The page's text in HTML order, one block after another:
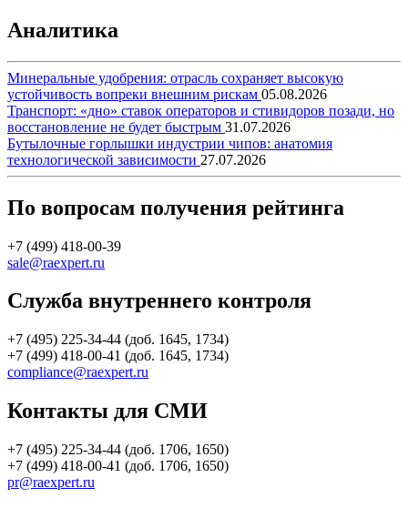
Аналитика
Минеральные удобрения: отрасль сохраняет высокую
устойчивость вопреки внешним рискам 05.08.2026
Транспорт: «дно» ставок операторов и стивидоров позади, но
восстановление не будет быстрым 31.07.2026
Бутылочные горлышки индустрии чипов: анатомия
технологической зависимости 27.07.2026
По вопросам получения рейтинга
+7 (499) 418-00-39
sale@raexpert.ru
Служба внутреннего контроля
+7 (495) 225-34-44 (доб. 1645, 1734)
+7 (499) 418-00-41 (доб. 1645, 1734)
compliance@raexpert.ru
Контакты для СМИ
+7 (495) 225-34-44 (доб. 1706, 1650)
+7 (499) 418-00-41 (доб. 1706, 1650)
pr@raexpert.ru